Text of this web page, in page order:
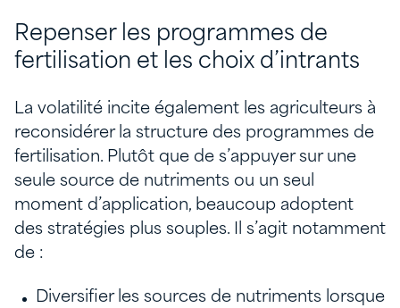
Repenser les programmes de
fertilisation et les choix d’intrants
La volatilité incite également les agriculteurs à
reconsidérer la structure des programmes de
fertilisation. Plutôt que de s’appuyer sur une
seule source de nutriments ou un seul
moment d’application, beaucoup adoptent
des stratégies plus souples. Il s’agit notamment
de :
Diversifier les sources de nutriments lorsque